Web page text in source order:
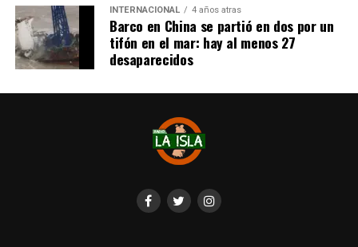
Fernando Jara (padre)
19.968.680-1
Banco Falabella, cuenta corriente
11510154944
fernandokine1998@gmail.com
INTERNACIONAL 4 años atras
Barco en China se partió en dos por un
tifón en el mar: hay al menos 27
desaparecidos